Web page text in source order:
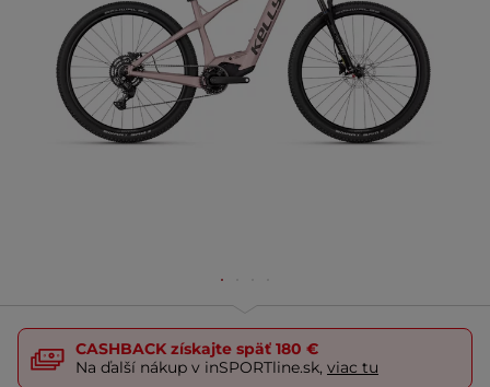
CASHBACK získajte späť 180 €
Na ďalší nákup v inSPORTline.sk, viac tu